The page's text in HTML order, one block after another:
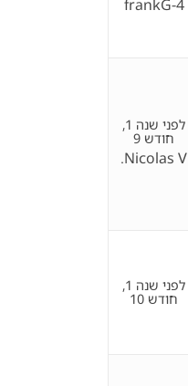
frankG-4
לפני שנה 1,
חודש 9
Nicolas V.
לפני שנה 1,
חודש 10